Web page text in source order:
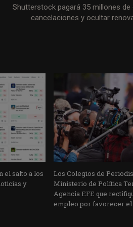
Shutterstock pagará 35 millones
cancelaciones y ocultar
el salto a los
y
Los Colegios de
Ministerio de Política
Agencia EFE que
empleo por favorecer